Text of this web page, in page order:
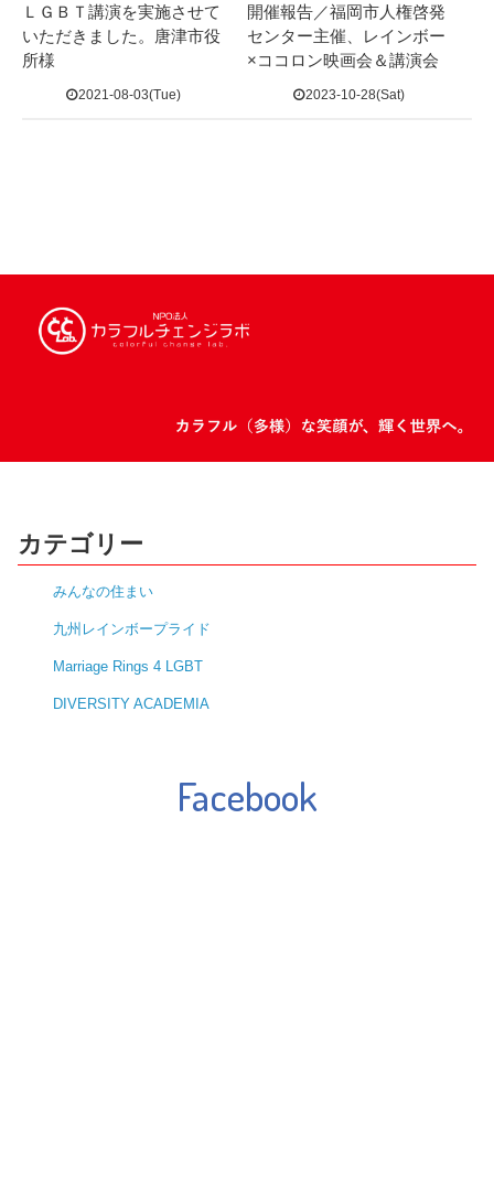
ＬＧＢＴ講演を実施させて
いただきました。唐津市役
所様
2021-08-03(Tue)
開催報告／福岡市人権啓発
センター主催、レインボー
×ココロン映画会＆講演会
2023-10-28(Sat)
カテゴリー
みんなの住まい
九州レインボープライド
Marriage Rings 4 LGBT
DIVERSITY ACADEMIA
Facebook